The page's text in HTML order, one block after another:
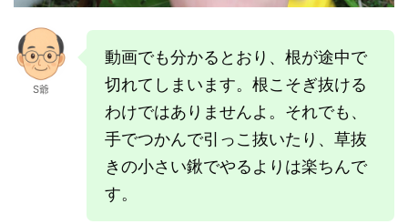
S爺
動画でも分かるとおり、根が途中で
切れてしまいます。根こそぎ抜ける
わけではありませんよ。それでも、
手でつかんで引っこ抜いたり、草抜
きの小さい鍬でやるよりは楽ちんで
す。